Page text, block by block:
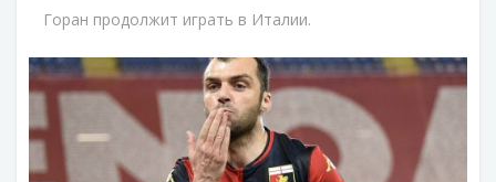
Горан продолжит играть в Италии.